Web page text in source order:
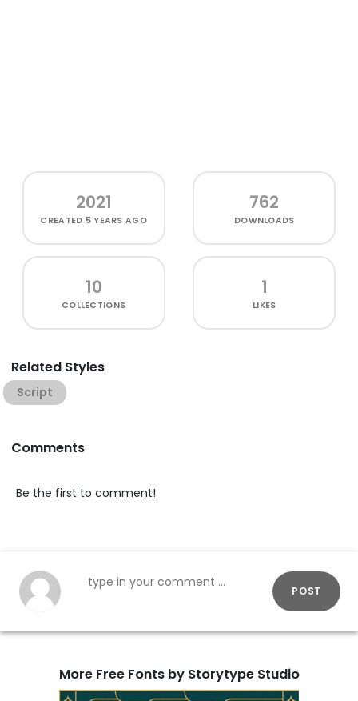
2021
CREATED 5 YEARS AGO
762
DOWNLOADS
10
COLLECTIONS
1
LIKES
Related Styles
Script
Comments
Be the first to comment!
POST
More Free Fonts by Storytype Studio